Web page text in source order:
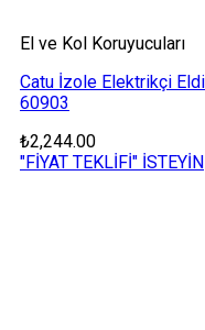
El ve Kol Koruyucuları
Catu İzole Elektrikçi
60903
₺2,244.00
"FİYAT TEKLİFİ" İSTEYİN